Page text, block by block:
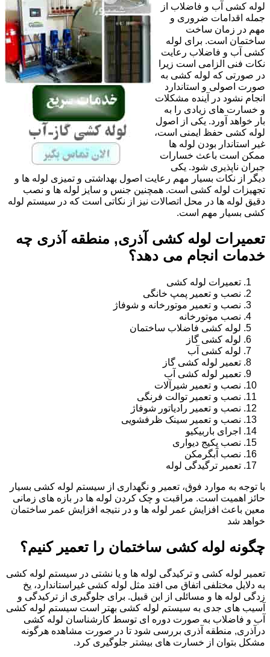
لوله کشی آب و فاضلاب از
جمله اقدامات ضروری و
مهم در زمان ساخت
ساختمان است. برای لوله
کشی آب و فاضلاب رعایت
نکات فنی الزامی است زیرا
در صورتی که لوله کشی به
صورت اصولی و استاندارد
انجام نشود در آینده مشکلات
و خسارت های زیادی را به
بار خواهد آورد. یکی از اصول
لوله کشی حفظ ایمنی است،
غیر استاندار بودن لوله ها
ممکن است باعث خسارات
جبران ناپذیری شود. یکی
دیگر از نکات بسیار مهم رعایت اصول بهداشتی و تمیزی لوله ها و
تجهیزات لوله کشی است. همچنین جنس و سایز لوله ها و نصب
دقیق لوله ها در محل اتصالات نیز از نکاتی است که در سیستم لوله
کشی بسیار مهم است.
تعمیرات لوله کشی آذری, منطقه آذری چه
خدمات انجام می دهد؟
تعمیرات لوله کشی
نصب و تعمیر پمپ خانگی
نصب و تعمیر موتورخانه و شوفاژ
نصب موتورخانه
لوله کشی فاضلاب ساختمان
لوله کشی گاز
لوله کشی آب
تعمیر لوله کشی گاز
تعمیر لوله کشی آب
نصب و تعمیر شیرآلات
نصب و تعمیر توالت فرنگی
نصب و تعمیر رادیاتور شوفاژ
نصب و تعمیر سینک ظرفشویی
اجرای باربیکیو
نصب پکیج دیواری
نصب آبگرمکن
تعمیر ترگیدگی لوله
با توجه به موارد فوق، تعمیر و نگهداری از سیستم لوله کشی بسیار
حائز اهمیت است. مراقبت و چک کردن لوله ها در بازه های زمانی
معین باعث افزایش عمر لوله ها و در نتیجه افزایش عمر ساختمان
خواهد شد
چگونه لوله کشی ساختمان را تعمیر کنیم؟
تعمیر لوله کشی و ترکیدگی لوله ها و یا نشتی در سیستم لوله کشی
به دلایل مختلفی اتفاق می افتد مثل لوله کشی غیراستاندارد، یخ
زدگی لوله ها و مسائلی از این قبیل. برای جلوگیری از ترکیدگی و
آسیب های جدی به سیستم لوله کشی بهتر است سیستم لوله کشی
آب و فاضلاب به صورت دوره ای توسط کارشناسان لوله کشی
درآذری, منطقه آذری بررسی شود تا در صورت مشاهده هرگونه
مشکل بتوان از خسارت های بیشتر جلوگیری کرد.